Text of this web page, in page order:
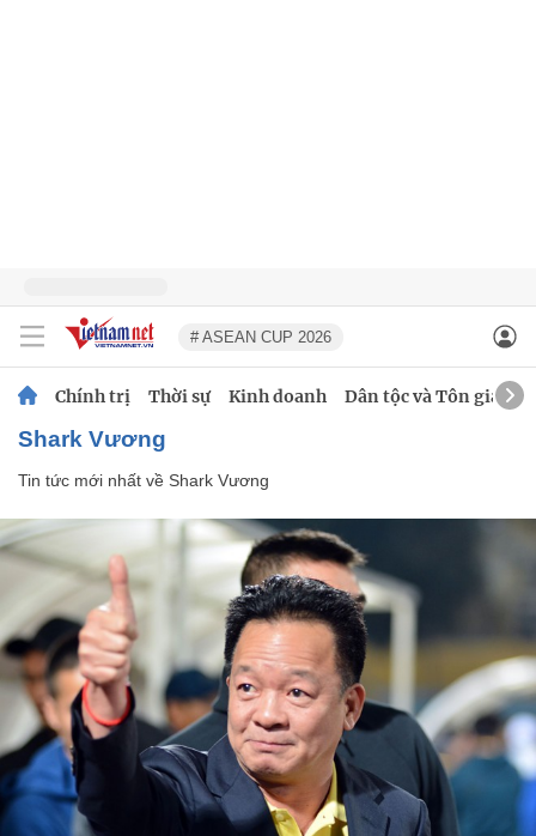
# ASEAN CUP 2026
Chính trị Thời sự Kinh doanh Dân tộc và Tôn giáo
Shark Vương
Tin tức mới nhất về Shark Vương